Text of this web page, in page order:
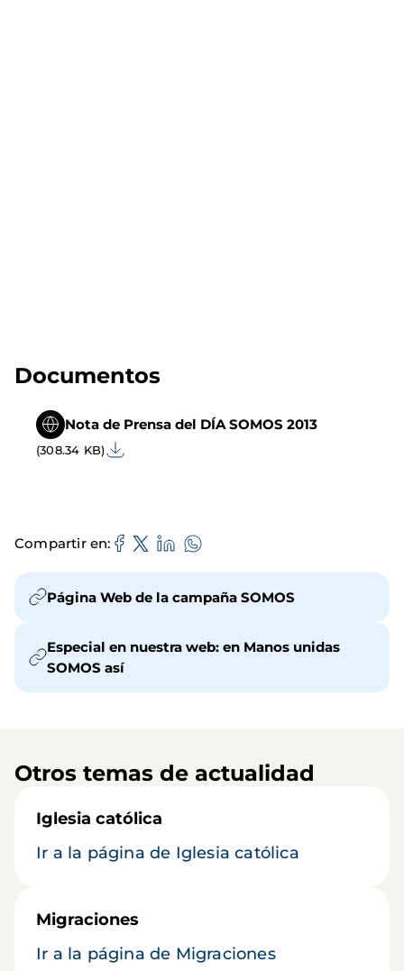
Documentos
Nota de Prensa del DÍA SOMOS 2013
(308.34 KB)
Compartir en
Página Web de la campaña SOMOS
Especial en nuestra web: en Manos unidas
SOMOS así
Otros temas de actualidad
Iglesia católica
Ir a la página de Iglesia católica
Migraciones
Ir a la página de Migraciones